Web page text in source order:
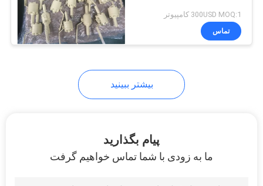
شیر پروانه ای صنعتی
14
300USD MOQ:1 کامپیوتر
تماس
بیشتر ببینید
پیام بگذارید
ما به زودی با شما تماس خواهیم گرفت